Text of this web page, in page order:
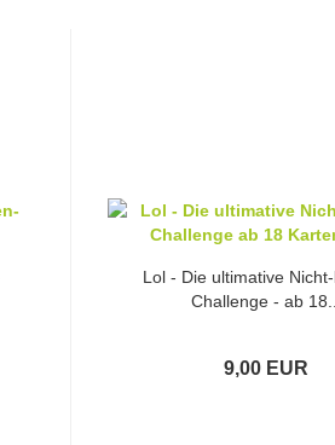
Lol - Die ultimative
Challenge - ab 18...
9,00 EUR